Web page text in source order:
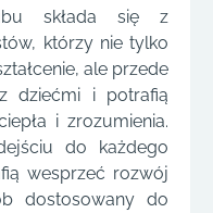
składa się z
którzy nie tylko
ale przede
dziećmi i potrafią
i zrozumienia.
do każdego
wesprzeć rozwój
dostosowany do